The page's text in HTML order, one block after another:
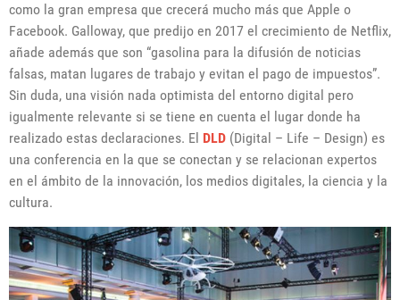
como la gran empresa que crecerá mucho más que Apple o
Facebook. Galloway, que predijo en 2017 el crecimiento de Netflix,
añade además que son “gasolina para la difusión de noticias
falsas, matan lugares de trabajo y evitan el pago de impuestos”.
Sin duda, una visión nada optimista del entorno digital pero
igualmente relevante si se tiene en cuenta el lugar donde ha
realizado estas declaraciones. El DLD (Digital – Life – Design) es
una conferencia en la que se conectan y se relacionan expertos
en el ámbito de la innovación, los medios digitales, la ciencia y la
cultura.